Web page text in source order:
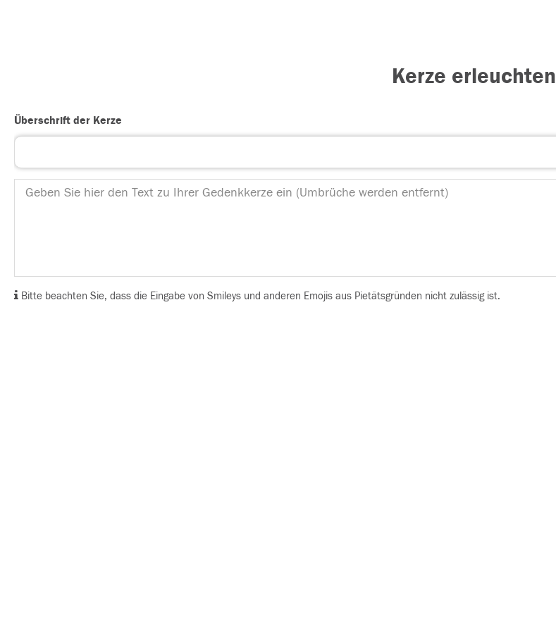
Kerze erleuchten
Überschrift der Kerze
Bitte beachten Sie, dass die Eingabe von Smileys und anderen Emojis aus Pietätsgründen nicht zulässig ist.